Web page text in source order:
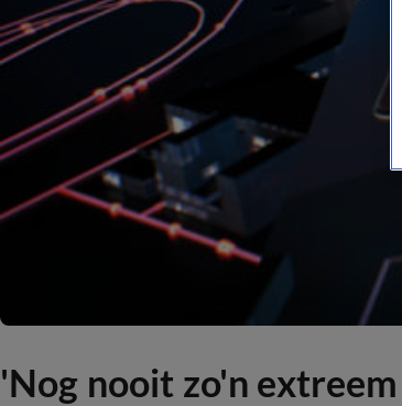
'Nog nooit zo'n